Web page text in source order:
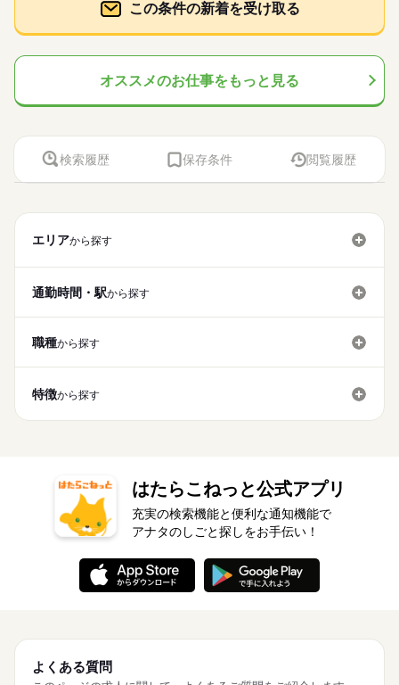
この条件の新着を受け取る
オススメのお仕事をもっと見る
検索履歴 保存条件 閲覧履歴
エリアから探す
通勤時間・駅から探す
職種から探す
特徴から探す
はたらこねっと公式アプリ
充実の検索機能と便利な通知機能で
アナタのしごと探しをお手伝い！
よくある質問